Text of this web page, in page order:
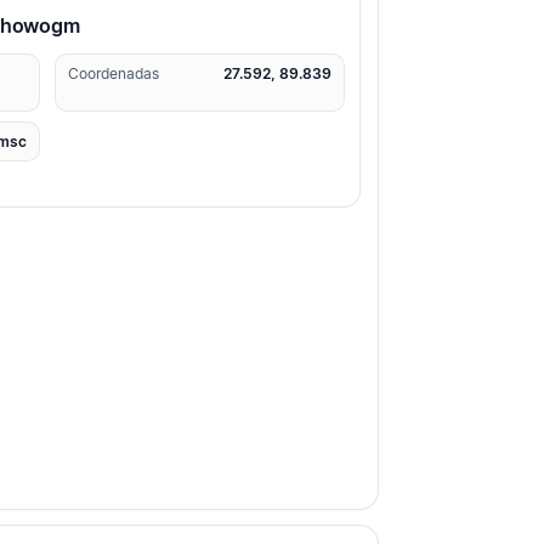
Coordenadas 27.592, 89.839